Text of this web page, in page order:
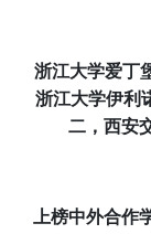
浙江大学爱丁
浙江大学伊利
二， 西安
上榜中外合作